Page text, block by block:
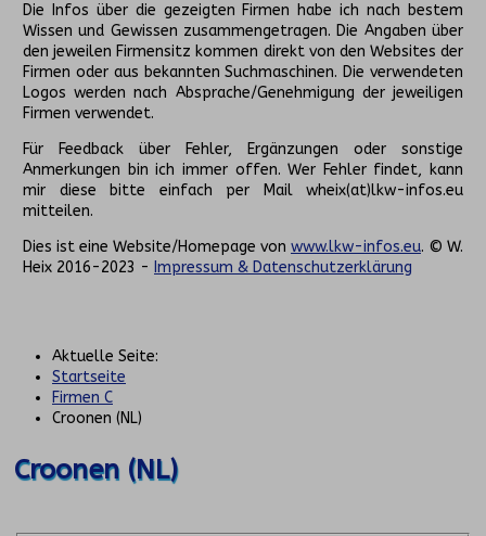
Die Infos über die gezeigten Firmen habe ich nach bestem
Wissen und Gewissen zusammengetragen. Die Angaben über
den jeweilen Firmensitz kommen direkt von den Websites der
Firmen oder aus bekannten Suchmaschinen. Die verwendeten
Logos werden nach Absprache/Genehmigung der jeweiligen
Firmen verwendet.
Für Feedback über Fehler, Ergänzungen oder sonstige
Anmerkungen bin ich immer offen. Wer Fehler findet, kann
mir diese bitte einfach per Mail wheix(at)lkw-infos.eu
mitteilen.
Dies ist eine Website/Homepage von www.lkw-infos.eu. © W.
Heix 2016-2023 - Impressum & Datenschutzerklärung
Aktuelle Seite:
Startseite
Firmen C
Croonen (NL)
Croonen (NL)